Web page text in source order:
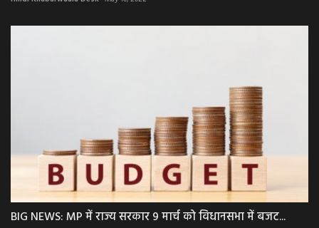
BIG NEWS: MP में राज्य सरकार 9 मार्च को विधानसभा में बजट...